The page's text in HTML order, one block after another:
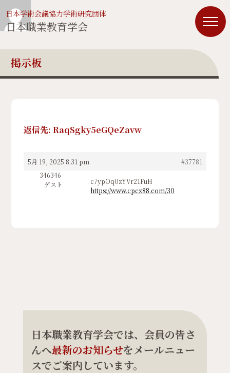
日本学術会議協力学術研究団体
日本職業教育学会
掲示板
返信先: RaqSgky5eGQeZavw
5月 19, 2025 8:31 pm
#37781
346346
ゲスト
c7ypOq0zYVr21FuH
https://www.cpcz88.com/30
日本職業教育学会では、会員の皆さ
んへ最新のお知らせをメールニュー
スでご案内しています。